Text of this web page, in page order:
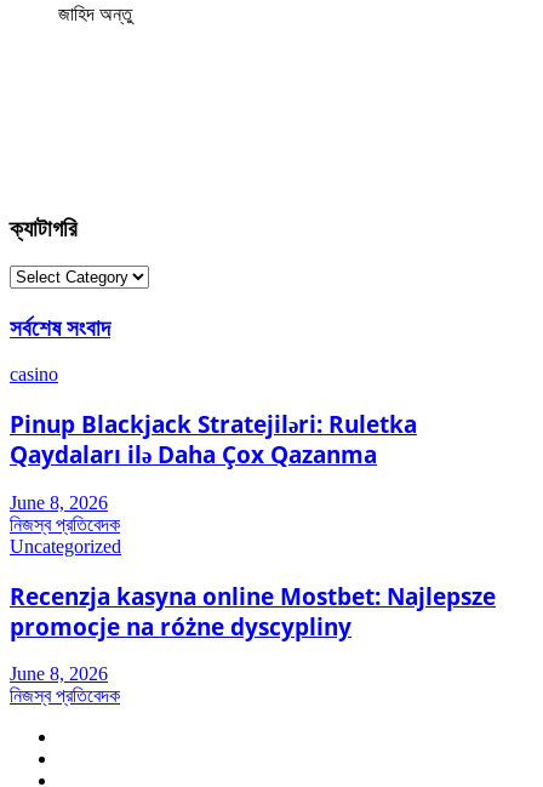
জাহিদ অন্তু
ক্যাটাগরি
ক্যাটাগরি
সর্বশেষ সংবাদ
casino
Pinup Blackjack Stratejiləri: Ruletka
Qaydaları ilə Daha Çox Qazanma
June 8, 2026
নিজস্ব প্রতিবেদক
Uncategorized
Recenzja kasyna online Mostbet: Najlepsze
promocje na różne dyscypliny
June 8, 2026
নিজস্ব প্রতিবেদক